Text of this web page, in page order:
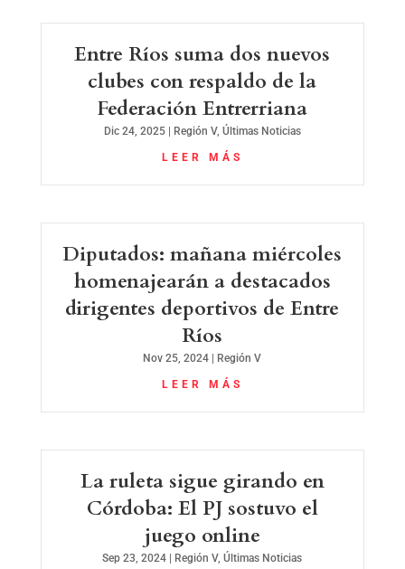
Entre Ríos suma dos nuevos
clubes con respaldo de la
Federación Entrerriana
Dic 24, 2025| Región V, Últimas Noticias
LEER MÁS
Diputados: mañana miércoles
homenajearán a destacados
dirigentes deportivos de Entre
Ríos
Nov 25, 2024 Región V
LEER MÁS
La ruleta sigue girando en
Córdoba: El PJ sostuvo el
juego online
Sep 23, 2024 Región V,Últimas Noticias